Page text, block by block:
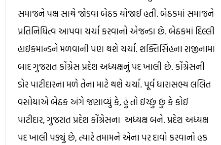
સમાજને પક્ષ સાથે જોડવા બેઠક યોજાઈ હતી. બેઠકમાં સમાજને
પ્રતિનિધિત્વ આપવા ચર્ચા કરવાનો એજન્ડા છે. બેઠકમાં દિલ્લી
હાઈકમાન્ડને મળવાની પણ થશે ચર્ચા. શક્તિસિંહના રાજીનામા
બાદ ગુજરાત કોંગ્રેસ પ્રદેશ અધ્યક્ષનું પદ ખાલી છે. કોંગ્રેસની
ડોર પાટીદારના મળે તેના માટે થશે ચર્ચા. પૂર્વ ધારાસભ્ય લલિત
વસોયાએ બેઠક અંગે જણાવ્યું કે, હું તો ઈચ્છું છું કે કોઈ
પાટીદાર, ગુજરાત પ્રદેશ કોંગ્રેસના અધ્યક્ષ બને. પ્રદેશ અધ્યક્ષ
પદ ખાલી પડ્યું છે, ત્યારે તમામને એના પર દાવો કરવાનો હક